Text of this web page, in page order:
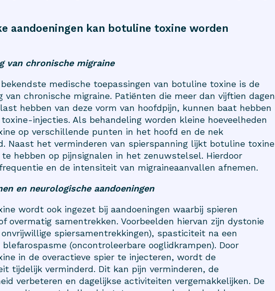
aandoeningen kan botuline toxine worden
van chronische migraine
bekendste medische toepassingen van botuline toxine is de
van chronische migraine. Patiënten die meer dan vijftien dagen
hebben van deze vorm van hoofdpijn, kunnen baat hebben
injecties. Als behandeling worden kleine hoeveelheden
op verschillende punten in het hoofd en de nek
Naast het verminderen van spierspanning lijkt botuline toxine
hebben op pijnsignalen in het zenuwstelsel. Hierdoor
en de intensiteit van migraineaanvallen afnemen.
en neurologische aandoeningen
wordt ook ingezet bij aandoeningen waarbij spieren
overmatig samentrekken. Voorbeelden hiervan zijn dystonie
spiersamentrekkingen), spasticiteit na een
blefarospasme (oncontroleerbare ooglidkrampen). Door
in de overactieve spier te injecteren, wordt de
tijdelijk verminderd. Dit kan pijn verminderen, de
verbeteren en dagelijkse activiteiten vergemakkelijken. De